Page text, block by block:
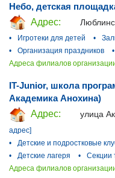
Небо, детская
Адрес:
•
Игротеки для детей •
•
Организация праздников •
Адреса филиалов
IT-Junior, школа
Академика Анохина)
Адрес:
улица
адрес]
•
Детские и подростковые
•
Детские лагеря •
Секции
Адреса филиалов